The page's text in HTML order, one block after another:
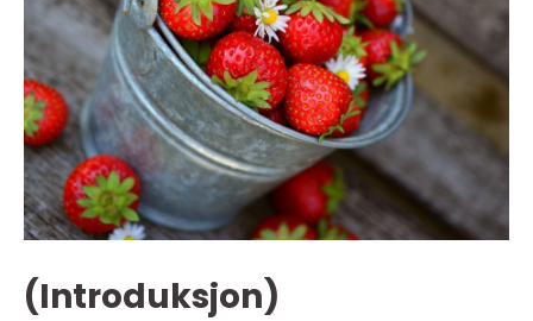
(Introduksjon)